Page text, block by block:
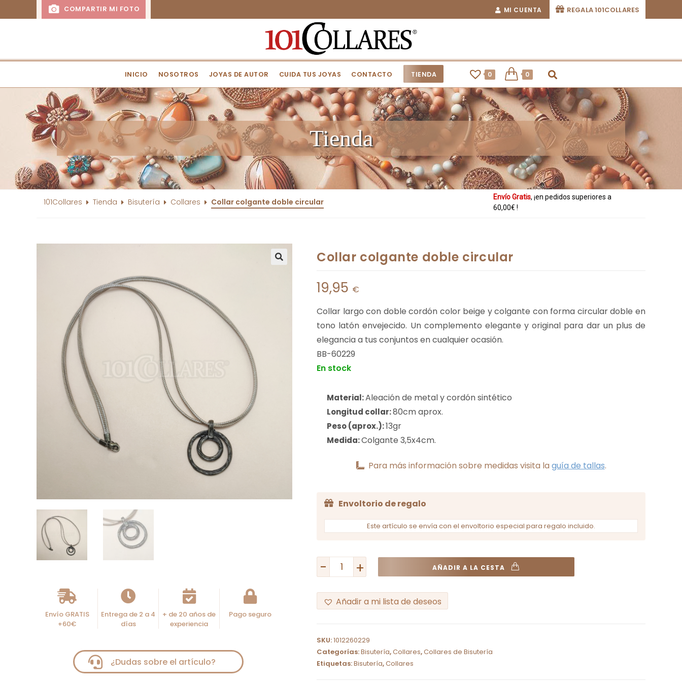
MI CUENTA REGALA 101COLLARES
COMPARTIR MI FOTO
INICIO NOSOTROS JOYAS DE AUTOR CUIDA TUS JOYAS CONTACTO TIENDA 0 0
Tienda
101Collares Tienda Bisutería Collares Collar colgante doble circular
Ahora también, ¡paga con
desde tu
smartphone!
Envío Gratis, ¡en pedidos superiores a
60,00€ !
Collar colgante doble circular
19,95 €
Collar largo con doble cordón color beige y colgante con forma circular doble en
tono latón envejecido. Un complemento elegante y original para dar un plus de
elegancia a tus conjuntos en cualquier ocasión.
BB-60229
En stock
Material:Aleación de metal y cordón sintético
Longitud collar:80cm aprox.
Peso (aprox.):13gr
Medida:Colgante 3,5x4cm.
Para más información sobre medidas visita laguía de tallas.
Envoltorio de regalo
Este artículo se envía con el envoltorio especial para regalo incluido.
- + AÑADIR A LA CESTA
Añadir a mi lista de deseos
t
e
SKU:1012260229
Categorías:Bisutería,Collares,Collares de Bisutería
Etiquetas:Bisutería,Collares
Envío GRATIS
+60€
Entrega de 2 a 4
días
+ de 20 años de
experiencia
Pago seguro